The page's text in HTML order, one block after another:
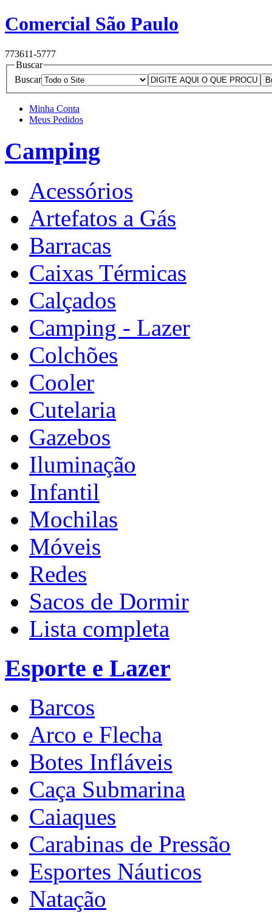
Comercial São Paulo
773611-5777
Buscar
Buscar
Minha Conta
Meus Pedidos
Camping
Acessórios
Artefatos a Gás
Barracas
Caixas Térmicas
Calçados
Camping - Lazer
Colchões
Cooler
Cutelaria
Gazebos
Iluminação
Infantil
Mochilas
Móveis
Redes
Sacos de Dormir
Lista completa
Esporte e Lazer
Barcos
Arco e Flecha
Botes Infláveis
Caça Submarina
Caiaques
Carabinas de Pressão
Esportes Náuticos
Natação